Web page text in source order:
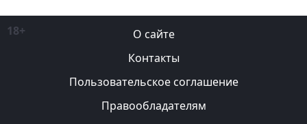
18+
О сайте
Контакты
Пользовательское соглашение
Правообладателям